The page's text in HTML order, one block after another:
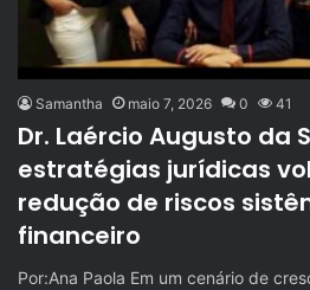
Samantha maio 7, 2026 0 41
Dr. Laércio Augusto da
estratégias jurídicas
redução de riscos
financeiro
Por:Ana Paola Em um cenário de